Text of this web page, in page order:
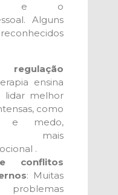
e o
Alguns
ensina
lidar melhor
como
e medo,
mais
.
conflitos
: Muitas